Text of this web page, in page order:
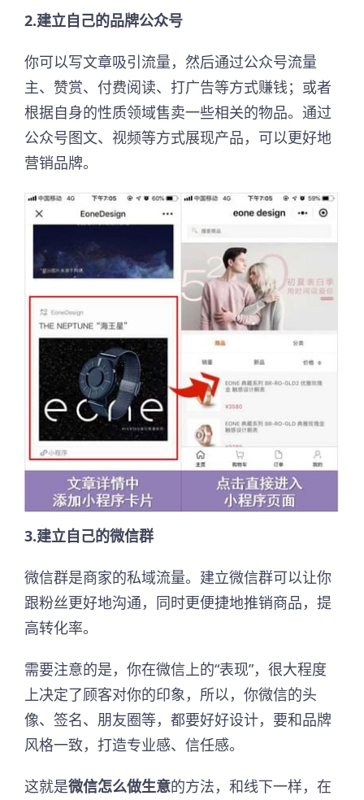
2.建立自己的品牌公众号
你可以写文章吸引流量，然后通过公众号流量
主、赞赏、付费阅读、打广告等方式赚钱；或者
根据自身的性质领域售卖一些相关的物品。通过
公众号图文、视频等方式展现产品，可以更好地
营销品牌。
3.建立自己的微信群
微信群是商家的私域流量。建立微信群可以让你
跟粉丝更好地沟通，同时更便捷地推销商品，提
高转化率。
需要注意的是，你在微信上的“表现”，很大程度
上决定了顾客对你的印象，所以，你微信的头
像、签名、朋友圈等，都要好好设计，要和品牌
风格一致，打造专业感、信任感。
这就是微信怎么做生意的方法，和线下一样，在